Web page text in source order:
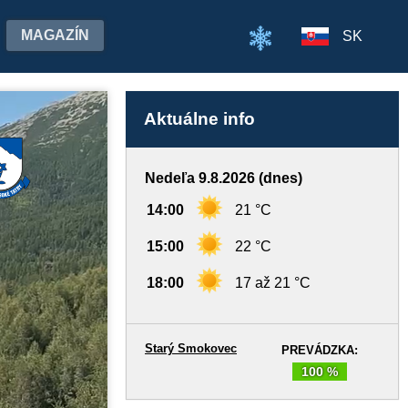
MAGAZÍN SK
Aktuálne info
Nedeľa 9.8.2026 (dnes)
14:00 21 °C
15:00 22 °C
18:00 17 až 21 °C
PREVÁDZKA:
100 %
Starý Smokovec